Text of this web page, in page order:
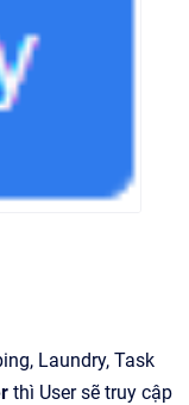
Laundry, Task
thì User sẽ truy cập